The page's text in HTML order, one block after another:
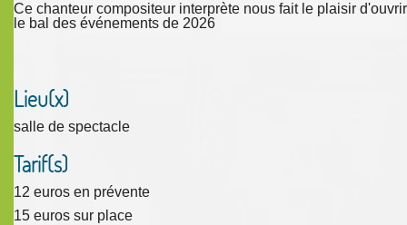
Ce chanteur compositeur interprète nous fait le plaisir d'ouvrir
le bal des événements de 2026
Lieu(x)
salle de spectacle
Tarif(s)
12 euros en prévente
15 euros sur place